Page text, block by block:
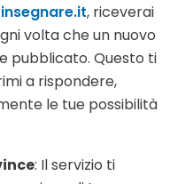
, riceverai
volta che un nuovo
pubblicato. Questo ti
a rispondere,
le tue possibilità
: Il servizio ti